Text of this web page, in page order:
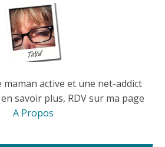
maman active et une net-addict
savoir plus, RDV sur ma page
A Propos